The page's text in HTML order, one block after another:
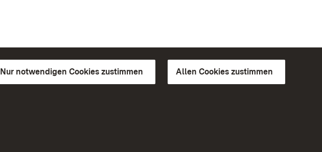
Nur notwendigen Cookies zustimmen Allen Cookies zustimmen